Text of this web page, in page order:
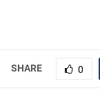
SHARE 0